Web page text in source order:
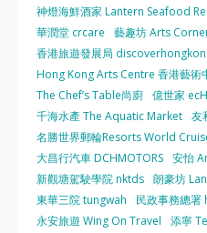
神燈海鮮酒家 Lantern Seafood
華潤堂 crcare
藝趣坊 Arts
香港旅遊發展局
Hong Kong Arts Centre 香港藝術
The Chef’s Table尚廚 億世家
千海水產 The Aquatic Market 友
名勝世界郵輪Resorts World
大昌行汽車 DCHMOTORS 安怡
新觀塘駕駛學院 nktds 朗豪坊
東華三院 tungwah
民政事務總
永安旅遊 Wing On Travel
添寧